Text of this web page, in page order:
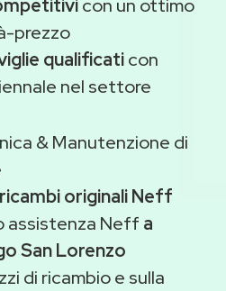
con un ottimo
prezzo
qualificaticon
nel settore
& Manutenzione di
ricambi originali Neff
assistenza Neff a
San Lorenzo
di ricambio e sulla